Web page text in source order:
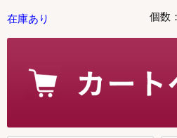
在庫あり 個数：